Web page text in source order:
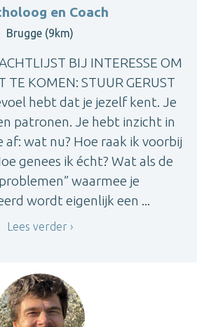
en Coach
Brugge (9km)
BIJ INTERESSE OM
TE KOMEN: STUUR GERUST
hebt dat je jezelf kent. Je
patronen. Je hebt inzicht in
af: wat nu? Hoe raak ik voorbij
genees ik écht? Wat als de
waarmee je
wordt eigenlijk een ...
Lees verder